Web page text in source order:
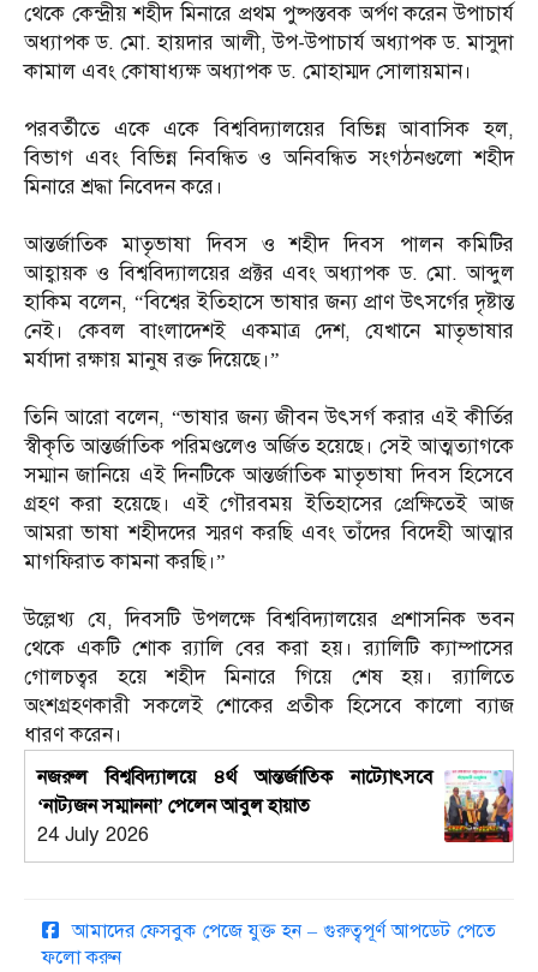
থেকে কেন্দ্রীয় শহীদ মিনারে প্রথম পুষ্পস্তবক অর্পণ করেন উপাচার্য
অধ্যাপক ড. মো. হায়দার আলী, উপ-উপাচার্য অধ্যাপক ড. মাসুদা
কামাল এবং কোষাধ্যক্ষ অধ্যাপক ড. মোহাম্মদ সোলায়মান।
‎​পরবর্তীতে একে একে বিশ্ববিদ্যালয়ের বিভিন্ন আবাসিক হল,
বিভাগ এবং বিভিন্ন নিবন্ধিত ও অনিবন্ধিত সংগঠনগুলো শহীদ
মিনারে শ্রদ্ধা নিবেদন করে।
‎আন্তর্জাতিক মাতৃভাষা দিবস ও শহীদ দিবস পালন কমিটির
আহ্বায়ক ও বিশ্ববিদ্যালয়ের প্রক্টর এবং অধ্যাপক ড. মো. আব্দুল
হাকিম বলেন, “বিশ্বের ইতিহাসে ভাষার জন্য প্রাণ উৎসর্গের দৃষ্টান্ত
নেই। কেবল বাংলাদেশই একমাত্র দেশ, যেখানে মাতৃভাষার
মর্যাদা রক্ষায় মানুষ রক্ত দিয়েছে।”
‎তিনি আরো বলেন, “ভাষার জন্য জীবন উৎসর্গ করার এই কীর্তির
স্বীকৃতি আন্তর্জাতিক পরিমণ্ডলেও অর্জিত হয়েছে। সেই আত্মত্যাগকে
সম্মান জানিয়ে এই দিনটিকে আন্তর্জাতিক মাতৃভাষা দিবস হিসেবে
গ্রহণ করা হয়েছে। এই গৌরবময় ইতিহাসের প্রেক্ষিতেই আজ
আমরা ভাষা শহীদদের স্মরণ করছি এবং তাঁদের বিদেহী আত্মার
মাগফিরাত কামনা করছি।”
‎​উল্লেখ্য যে, দিবসটি উপলক্ষে বিশ্ববিদ্যালয়ের প্রশাসনিক ভবন
থেকে একটি শোক র‍্যালি বের করা হয়। র‍্যালিটি ক্যাম্পাসের
গোলচত্বর হয়ে শহীদ মিনারে গিয়ে শেষ হয়। র‍্যালিতে
অংশগ্রহণকারী সকলেই শোকের প্রতীক হিসেবে কালো ব্যাজ
ধারণ করেন।
নজরুল বিশ্ববিদ্যালয়ে ৪র্থ আন্তর্জাতিক নাট্যোৎসবে
‘নাট্যজন সম্মাননা’ পেলেন আবুল হায়াত
24 July 2026
আমাদের ফেসবুক পেজে যুক্ত হন – গুরুত্বপূর্ণ আপডেট পেতে
ফলো করুন